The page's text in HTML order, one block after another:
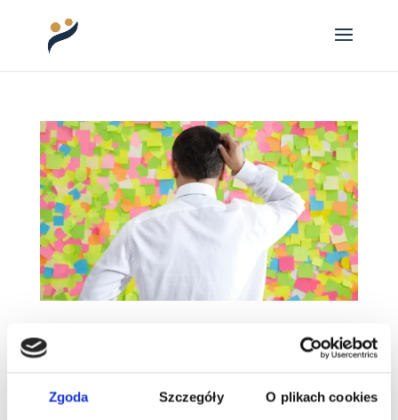
Zgoda Szczegóły O plikach cookies
Słabe strony talentów wykonawczych
Gallupa
Słabe strony talentów wykonawczych Gallupa –
jak je rozpoznać i co z nimi zrobić? „Mam
w sobie ciągłą potrzebę osiągania. Jestem